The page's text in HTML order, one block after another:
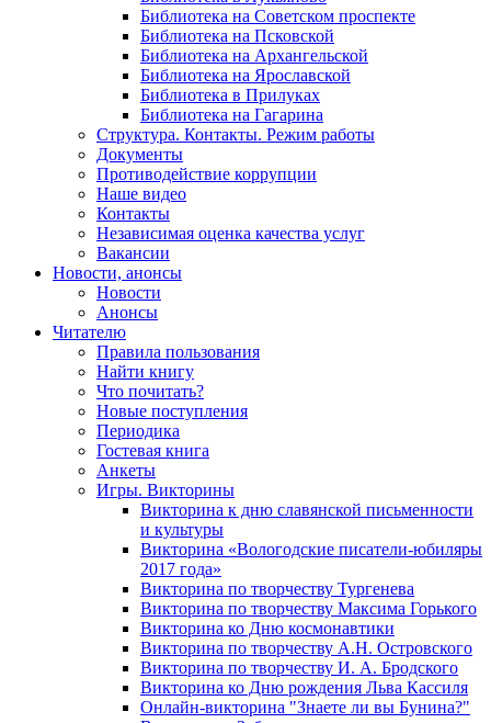
Библиотека на Советском проспекте
Библиотека на Псковской
Библиотека на Архангельской
Библиотека на Ярославской
Библиотека в Прилуках
Библиотека на Гагарина
Структура. Контакты. Режим работы
Документы
Противодействие коррупции
Наше видео
Контакты
Независимая оценка качества услуг
Вакансии
Новости, анонсы
Новости
Анонсы
Читателю
Правила пользования
Найти книгу
Что почитать?
Новые поступления
Периодика
Гостевая книга
Анкеты
Игры. Викторины
Викторина к дню славянской письменности
и культуры
Викторина «Вологодские писатели-юбиляры
2017 года»
Викторина по творчеству Тургенева
Викторина по творчеству Максима Горького
Викторина ко Дню космонавтики
Викторина по творчеству А.Н. Островского
Викторина по творчеству И. А. Бродского
Викторина ко Дню рождения Льва Кассиля
Онлайн-викторина "Знаете ли вы Бунина?"